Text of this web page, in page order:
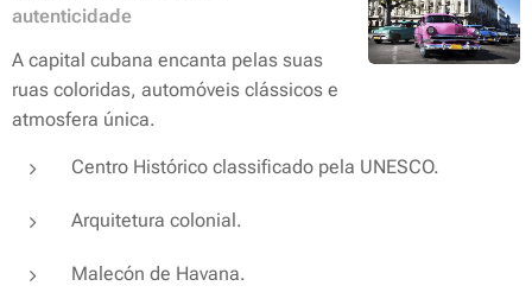
autenticidade
A capital cubana encanta pelas suas
ruas coloridas, automóveis clássicos e
atmosfera única.
Centro Histórico classificado pela UNESCO.
Arquitetura colonial.
Malecón de Havana.